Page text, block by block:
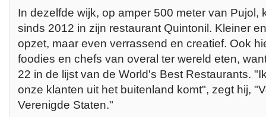
In dezelfde wijk, op amper 500 meter van Pujol,
sinds 2012 in zijn restaurant Quintonil. Kleiner
opzet, maar even verrassend en creatief. Ook
foodies en chefs van overal ter wereld eten,
22 in de lijst van de World's Best Restaurants.
onze klanten uit het buitenland komt", zegt hij,
Verenigde Staten."